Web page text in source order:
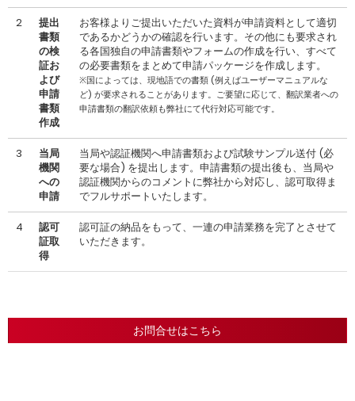
2
提出
書類
の検
証お
よび
申請
書類
作成
お客様よりご提出いただいた資料が申請資料として適切
であるかどうかの確認を行います。その他にも要求され
る各国独自の申請書類やフォームの作成を行い、すべて
の必要書類をまとめて申請パッケージを作成します。
※国によっては、現地語での書類 (例えばユーザーマニュアルな
ど) が要求されることがあります。ご要望に応じて、翻訳業者への
申請書類の翻訳依頼も弊社にて代行対応可能です。
3
当局
機関
への
申請
当局や認証機関へ申請書類および試験サンプル送付 (必
要な場合) を提出します。申請書類の提出後も、当局や
認証機関からのコメントに弊社から対応し、認可取得ま
でフルサポートいたします。
4
認可
証取
得
認可証の納品をもって、一連の申請業務を完了とさせて
いただきます。
お問合せはこちら